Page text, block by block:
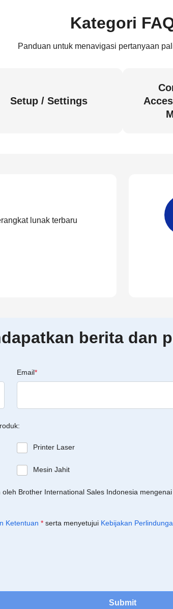
Kategori
Panduan untuk menavigasi pertanyaan
Setup / Settings
lunak terbaru
berita dan
Email*
Printer Laser
Mesin Jahit
Brother International Sales Indonesia
Ketentuan * serta menyetujui Kebijakan
Submit